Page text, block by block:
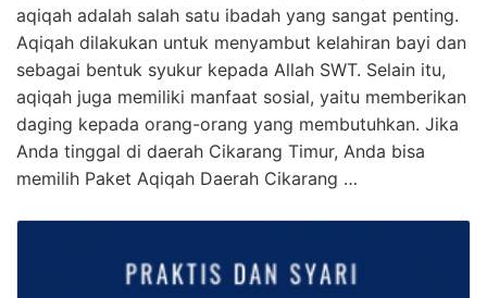
aqiqah adalah salah satu ibadah yang sangat penting.
Aqiqah dilakukan untuk menyambut kelahiran bayi dan
sebagai bentuk syukur kepada Allah SWT. Selain itu,
aqiqah juga memiliki manfaat sosial, yaitu memberikan
daging kepada orang-orang yang membutuhkan. Jika
Anda tinggal di daerah Cikarang Timur, Anda bisa
memilih Paket Aqiqah Daerah Cikarang …